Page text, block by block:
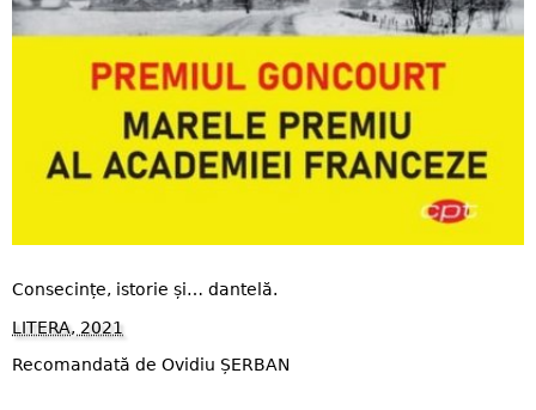
Consecințe, istorie și… dantelă.
LITERA, 2021
Recomandată de Ovidiu ȘERBAN